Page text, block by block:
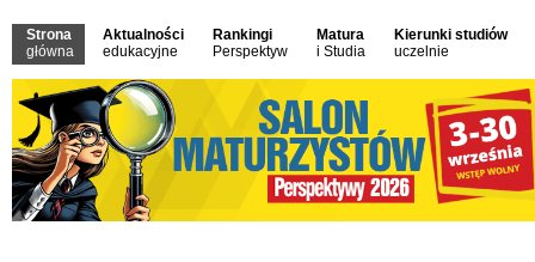
Strona
główna
Aktualności
edukacyjne
Rankingi
Perspektyw
Matura
i Studia
Kierunki studiów
uczelnie